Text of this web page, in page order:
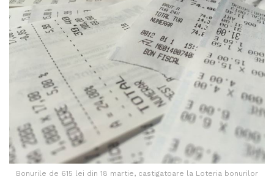
Bonurile de 615 lei din 18 martie, castigatoare la Loteria bonurilor